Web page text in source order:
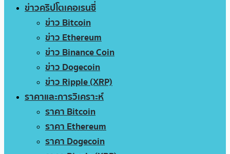
ข่าวคริปโตเคอเรนซี่
ข่าว Bitcoin
ข่าว Ethereum
ข่าว Binance Coin
ข่าว Dogecoin
ข่าว Ripple (XRP)
ราคาและการวิเคราะห์
ราคา Bitcoin
ราคา Ethereum
ราคา Dogecoin